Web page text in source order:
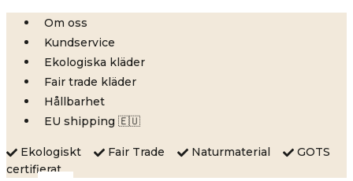
Skip
content
Om oss
Kundservice
Ekologiska kläder
Fair trade kläder
Hållbarhet
EU shipping 🇪🇺
Ekologiskt Fair Trade Naturmaterial
GOTS
certifierat